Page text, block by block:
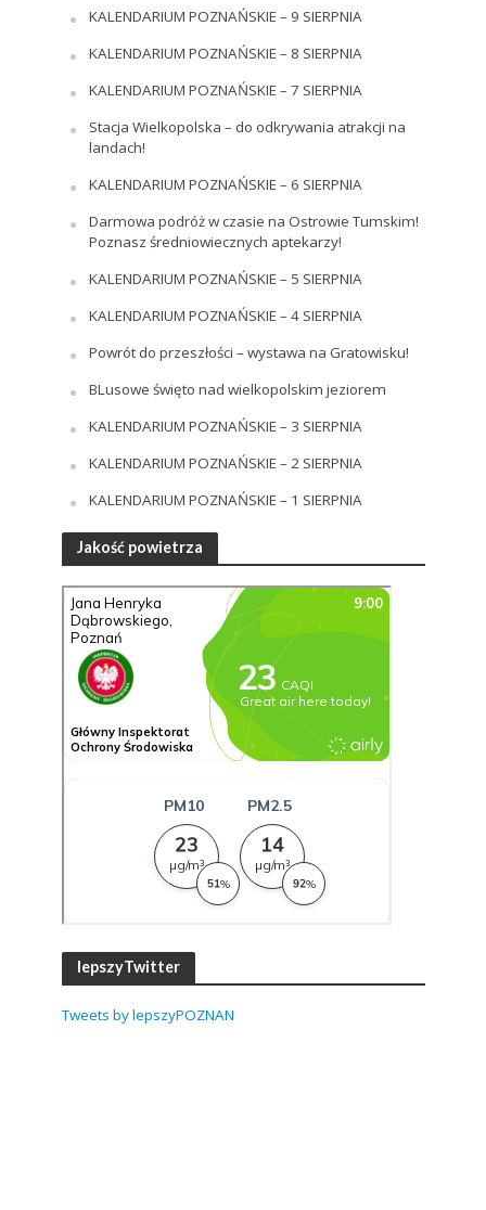
KALENDARIUM POZNAŃSKIE – 9 SIERPNIA
KALENDARIUM POZNAŃSKIE – 8 SIERPNIA
KALENDARIUM POZNAŃSKIE – 7 SIERPNIA
Stacja Wielkopolska – do odkrywania atrakcji na
landach!
KALENDARIUM POZNAŃSKIE – 6 SIERPNIA
Darmowa podróż w czasie na Ostrowie Tumskim!
Poznasz średniowiecznych aptekarzy!
KALENDARIUM POZNAŃSKIE – 5 SIERPNIA
KALENDARIUM POZNAŃSKIE – 4 SIERPNIA
Powrót do przeszłości – wystawa na Gratowisku!
BLusowe święto nad wielkopolskim jeziorem
KALENDARIUM POZNAŃSKIE – 3 SIERPNIA
KALENDARIUM POZNAŃSKIE – 2 SIERPNIA
KALENDARIUM POZNAŃSKIE – 1 SIERPNIA
Jakość powietrza
lepszyTwitter
Tweets by lepszyPOZNAN